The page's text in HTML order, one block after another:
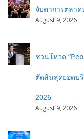
จับตาการตลา
August 9, 2026
ชวนโหวต
ตัดสินสุดยอดบ
2026
August 9, 2026